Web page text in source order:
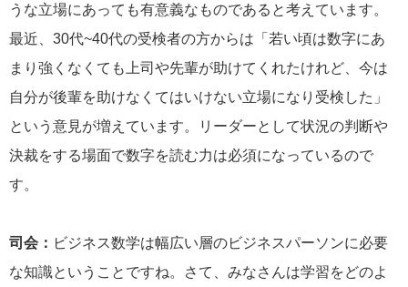
うな立場にあっても有意義なものであると考えています。
最近、30代~40代の受検者の方からは「若い頃は数字にあ
まり強くなくても上司や先輩が助けてくれたけれど、今は
自分が後輩を助けなくてはいけない立場になり受検した」
という意見が増えています。リーダーとして状況の判断や
決裁をする場面で数字を読む力は必須になっているので
す。
司会： ビジネス数学は幅広い層のビジネスパーソンに必要
な知識ということですね。さて、みなさんは学習をどのよ